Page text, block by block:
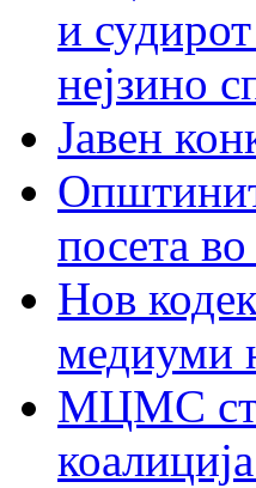
и
нејзино
Јавен
посета
Нов
медиуми
МЦМС